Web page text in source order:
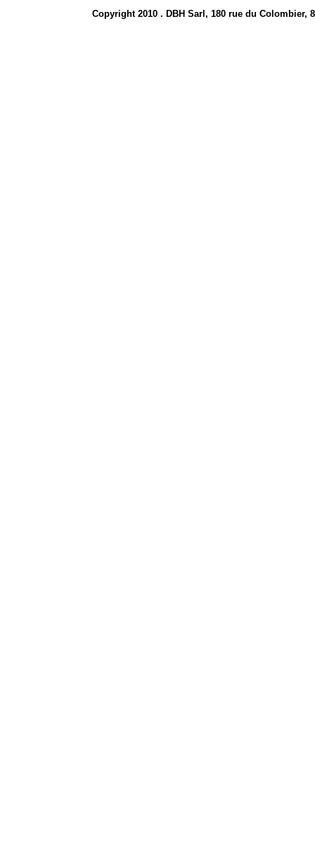
Copyright 2010 . DBH Sarl, 180 rue du Colombier,